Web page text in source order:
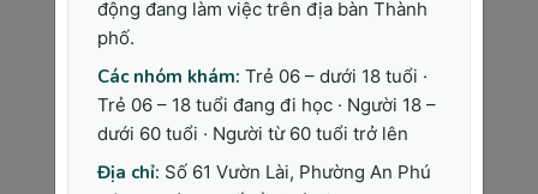
VNĐ
Phòng khám tư: 450.000 - 700.000
VNĐ
MRI vú với chất cản quang
Bệnh viện có máy MRI 1.5T:
động đang làm việc trên địa bàn Thành
phố.
Các nhóm khám: Trẻ 06 – dưới 18 tuổi ·
Trẻ 06 – 18 tuổi đang đi học · Người 18 –
dưới 60 tuổi · Người từ 60 tuổi trở lên
Địa chỉ: Số 61 Vườn Lài, Phường An Phú